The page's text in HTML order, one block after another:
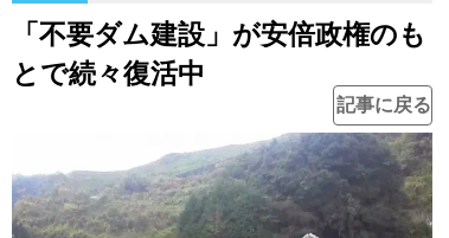
「不要ダム建設」が安倍政権のも
とで続々復活中
記事に戻る